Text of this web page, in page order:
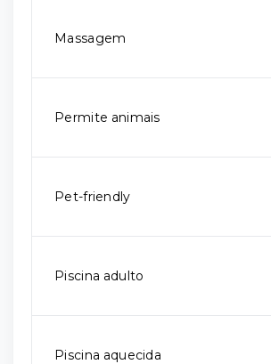
Massagem
Permite animais
Pet-friendly
Piscina adulto
Piscina aquecida